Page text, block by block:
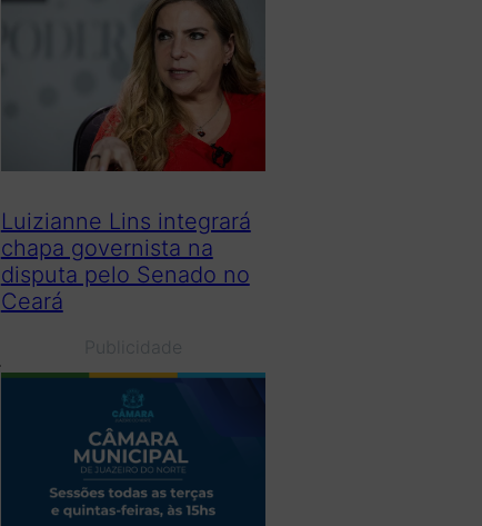
Luizianne Lins integrará
chapa governista na
disputa pelo Senado no
Ceará
Publicidade